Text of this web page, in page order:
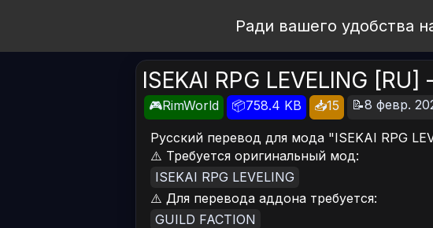
Ради вашего удобства
ISEKAI RPG LEVELING
🎮RimWorld 📦758.4 KB 📥15 📝8 февр.
Русский перевод для мода "ISEKAI RPG
⚠️ Требуется оригинальный мод:
ISEKAI RPG LEVELING
⚠️ Для перевода аддона требуется:
GUILD FACTION